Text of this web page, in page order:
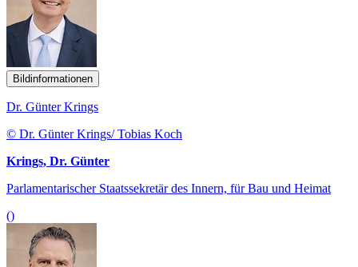
Bildinformationen
Dr. Günter Krings
© Dr. Günter Krings/ Tobias Koch
Krings, Dr. Günter
Parlamentarischer Staatssekretär des Innern, für Bau und Heimat
()